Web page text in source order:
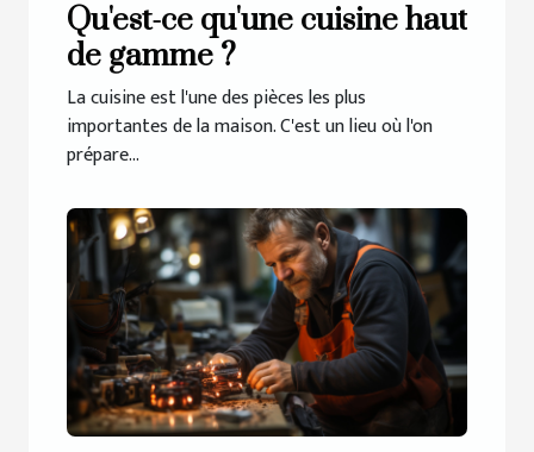
Qu'est-ce qu'une cuisine haut
de gamme ?
La cuisine est l'une des pièces les plus
importantes de la maison. C'est un lieu où l'on
prépare...